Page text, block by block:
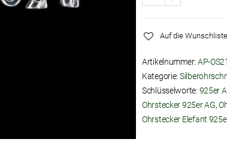
Auf die Wunschliste
Artikelnummer: AP-OS21
Kategorie:
Schlüsselworte: 925er
Ohrstecker 925er AG,
Ohrstecker Elefant